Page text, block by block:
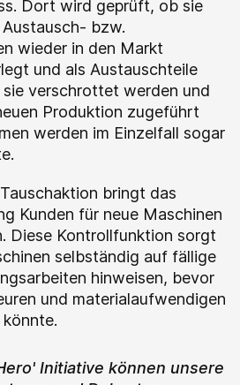
Dort wird geprüft, ob sie
bzw.
wieder in den Markt
und als Austauschteile
verschrottet werden und
Produktion zugeführt
werden im Einzelfall sogar
bringt das
Kunden für neue Maschinen
Diese Kontrollfunktion sorgt
selbständig auf fällige
hinweisen, bevor
und materialaufwendigen
Initiative können unsere